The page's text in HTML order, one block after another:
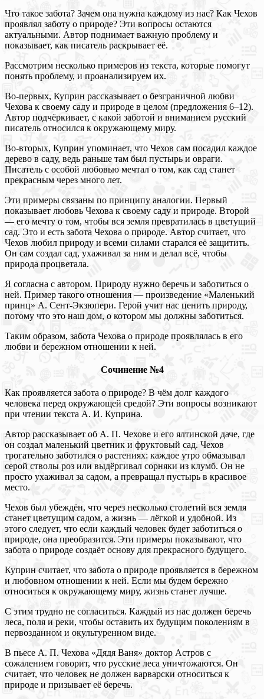
Что такое забота? Зачем она нужна каждому из нас? Как Чехов
проявлял заботу о природе? Эти вопросы остаются
актуальными. Автор поднимает важную проблему и
показывает, как писатель раскрывает её.
Рассмотрим несколько примеров из текста, которые помогут
понять проблему, и проанализируем их.
Во-первых, Куприн рассказывает о безграничной любви
Чехова к своему саду и природе в целом (предложения 6–12).
Автор подчёркивает, с какой заботой и вниманием русский
писатель относился к окружающему миру.
Во-вторых, Куприн упоминает, что Чехов сам посадил каждое
дерево в саду, ведь раньше там был пустырь и овраги.
Писатель с особой любовью мечтал о том, как сад станет
прекрасным через много лет.
Эти примеры связаны по принципу аналогии. Первый
показывает любовь Чехова к своему саду и природе. Второй
— его мечту о том, чтобы вся земля превратилась в цветущий
сад. Это и есть забота Чехова о природе. Автор считает, что
Чехов любил природу и всеми силами старался её защитить.
Он сам создал сад, ухаживал за ним и делал всё, чтобы
природа процветала.
Я согласна с автором. Природу нужно беречь и заботиться о
ней. Пример такого отношения — произведение «Маленький
принц» А. Сент-Экзюпери. Герой учит нас ценить природу,
потому что это наш дом, о котором мы должны заботиться.
Таким образом, забота Чехова о природе проявлялась в его
любви и бережном отношении к ней.
Сочинение №4
Как проявляется забота о природе? В чём долг каждого
человека перед окружающей средой? Эти вопросы возникают
при чтении текста А. И. Куприна.
Автор рассказывает об А. П. Чехове и его ялтинской даче, где
он создал маленький цветник и фруктовый сад. Чехов
трогательно заботился о растениях: каждое утро обмазывал
серой стволы роз или выдёргивал сорняки из клумб. Он не
просто ухаживал за садом, а превращал пустырь в красивое
место.
Чехов был убеждён, что через несколько столетий вся земля
станет цветущим садом, а жизнь — лёгкой и удобной. Из
этого следует, что если каждый человек будет заботиться о
природе, она преобразится. Эти примеры показывают, что
забота о природе создаёт основу для прекрасного будущего.
Куприн считает, что забота о природе проявляется в бережном
и любовном отношении к ней. Если мы будем бережно
относиться к окружающему миру, жизнь станет лучше.
С этим трудно не согласиться. Каждый из нас должен беречь
леса, поля и реки, чтобы оставить их будущим поколениям в
первозданном и окультуренном виде.
В пьесе А. П. Чехова «Дядя Ваня» доктор Астров с
сожалением говорит, что русские леса уничтожаются. Он
считает, что человек не должен варварски относиться к
природе и призывает её беречь.